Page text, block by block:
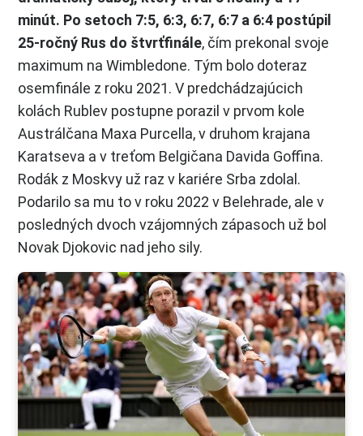
minút. Po setoch 7:5, 6:3, 6:7, 6:7 a 6:4 postúpil
25-ročný Rus do štvrťfinále, čím prekonal svoje
maximum na Wimbledone. Tým bolo doteraz
osemfinále z roku 2021. V predchádzajúcich
kolách Rublev postupne porazil v prvom kole
Austrálčana Maxa Purcella, v druhom krajana
Karatseva a v treťom Belgičana Davida Goffina.
Rodák z Moskvy už raz v kariére Srba zdolal.
Podarilo sa mu to v roku 2022 v Belehrade, ale v
posledných dvoch vzájomných zápasoch už bol
Novak Djokovic nad jeho sily.